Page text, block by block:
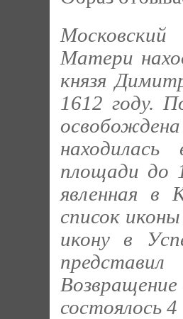
Матери
князя
1612 году.
площади до
явленная в
список
икону в
состоялось